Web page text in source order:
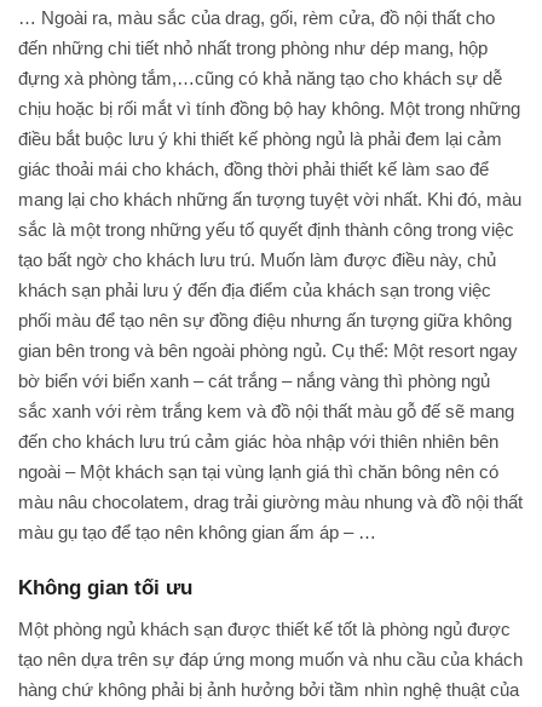
… Ngoài ra, màu sắc của drag, gối, rèm cửa, đồ nội thất cho
đến những chi tiết nhỏ nhất trong phòng như dép mang, hộp
đựng xà phòng tắm,…cũng có khả năng tạo cho khách sự dễ
chịu hoặc bị rối mắt vì tính đồng bộ hay không. Một trong những
điều bắt buộc lưu ý khi thiết kế phòng ngủ là phải đem lại cảm
giác thoải mái cho khách, đồng thời phải thiết kế làm sao để
mang lại cho khách những ấn tượng tuyệt vời nhất. Khi đó, màu
sắc là một trong những yếu tố quyết định thành công trong việc
tạo bất ngờ cho khách lưu trú. Muốn làm được điều này, chủ
khách sạn phải lưu ý đến địa điểm của khách sạn trong việc
phối màu để tạo nên sự đồng điệu nhưng ấn tượng giữa không
gian bên trong và bên ngoài phòng ngủ. Cụ thể: Một resort ngay
bờ biển với biển xanh – cát trắng – nắng vàng thì phòng ngủ
sắc xanh với rèm trắng kem và đồ nội thất màu gỗ đế sẽ mang
đến cho khách lưu trú cảm giác hòa nhập với thiên nhiên bên
ngoài – Một khách sạn tại vùng lạnh giá thì chăn bông nên có
màu nâu chocolatem, drag trải giường màu nhung và đồ nội thất
màu gụ tạo để tạo nên không gian ấm áp – …
Không gian tối ưu
Một phòng ngủ khách sạn được thiết kế tốt là phòng ngủ được
tạo nên dựa trên sự đáp ứng mong muốn và nhu cầu của khách
hàng chứ không phải bị ảnh hưởng bởi tầm nhìn nghệ thuật của